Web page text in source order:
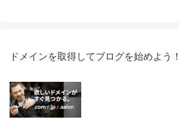
ドメインを取得してブログを始めよう！